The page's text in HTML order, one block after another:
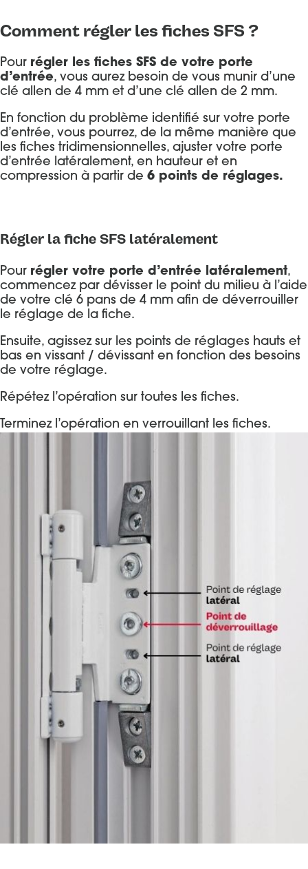
Comment régler les fiches SFS ?
Pour régler les fiches SFS de votre porte
d’entrée, vous aurez besoin de vous munir d’une
clé allen de 4 mm et d’une clé allen de 2 mm.
En fonction du problème identifié sur votre porte
d’entrée, vous pourrez, de la même manière que
les fiches tridimensionnelles, ajuster votre porte
d’entrée latéralement, en hauteur et en
compression à partir de 6 points de réglages.
Régler la fiche SFS latéralement
Pour régler votre porte d’entrée latéralement,
commencez par dévisser le point du milieu à l’aide
de votre clé 6 pans de 4 mm afin de déverrouiller
le réglage de la fiche.
Ensuite, agissez sur les points de réglages hauts et
bas en vissant / dévissant en fonction des besoins
de votre réglage.
Répétez l’opération sur toutes les fiches.
Terminez l’opération en verrouillant les fiches.